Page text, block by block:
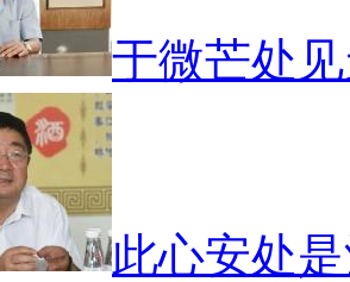
于微芒处
此心安处